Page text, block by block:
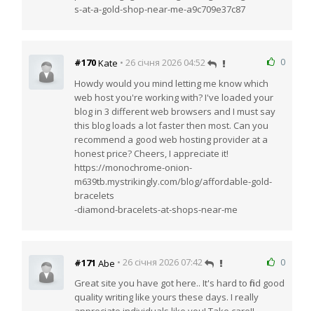
s-at-a-gold-shop-near-me-a9c709e37c87
0
#170Kate • 26 січня 2026 04:52
Howdy would you mind letting me know which
web host you're working with? I've loaded your
blog in 3 different web browsers and I must say
this blog loads a lot faster then most. Can you
recommend a good web hosting provider at a
honest price? Cheers, I appreciate it!
https://monochrome-onion-
m639tb.mystrikingly.com/blog/affordable-gold-
bracelets
-diamond-bracelets-at-shops-near-me
0
#171 Abe • 26 січня 2026 07:42
Great site you have got here.. It's hard to find good
quality writing like yours these days. I really